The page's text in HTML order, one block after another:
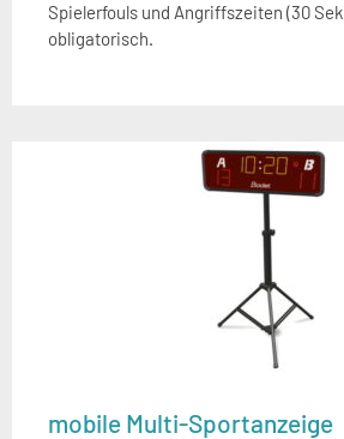
Spielerfouls und Angriffszeiten (30
obligatorisch.
mobile Multi-Sportanzeige